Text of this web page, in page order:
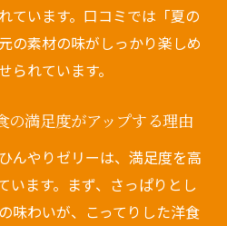
ています。口コミでは「夏の
の素材の味がしっかり楽しめ
られています。
の満足度がアップする理由
んやりゼリーは、満足度を高
います。まず、さっぱりとし
味わいが、こってりした洋食